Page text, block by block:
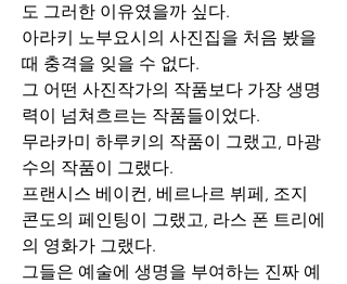
도 그러한 이유였을까 싶다.
아라키 노부요시의 사진집을 처음 봤을
때 충격을 잊을 수 없다.
그 어떤 사진작가의 작품보다 가장 생명
력이 넘쳐흐르는 작품들이었다.
무라카미 하루키의 작품이 그랬고, 마광
수의 작품이 그랬다.
프랜시스 베이컨, 베르나르 뷔페, 조지
콘도의 페인팅이 그랬고, 라스 폰 트리에
의 영화가 그랬다.
그들은 예술에 생명을 부여하는 진짜 예